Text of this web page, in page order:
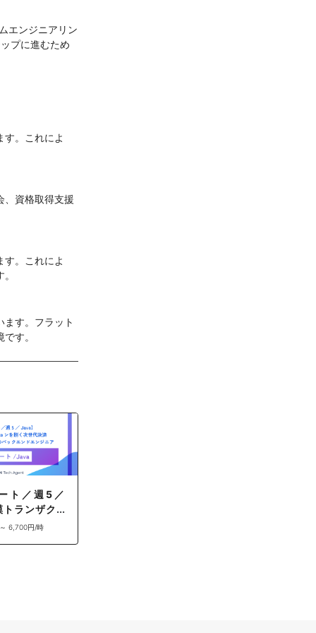
エンジニアリン
プに進むため
。これによ
、資格取得支援
。これによ
す。フラット
す。
ト／週5／
ランザクシ
代決済・金
6,700円/時